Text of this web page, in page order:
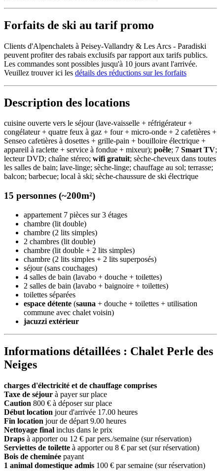
Forfaits de ski au tarif promo
Clients d'Alpenchalets à Peisey-Vallandry & Les Arcs - Paradiski
peuvent profiter des rabais exclusifs par rapport aux tarifs publics.
Les commandes sont possibles jusqu'à 10 jours avant l'arrivée.
Veuillez trouver ici les détails des réductions sur les forfaits
Description des locations
cuisine ouverte vers le séjour (lave-vaisselle + réfrigérateur +
congélateur + quatre feux à gaz + four + micro-onde + 2 cafetières +
Senseo cafetières à dosettes + grille-pain + bouilloire électrique +
appareil à raclette + service à fondue + mixeur); poêle; 7 Smart TV;
lecteur DVD; chaîne stéreo; wifi gratuit; sèche-cheveux dans toutes
les salles de bain; lave-linge; sèche-linge; chauffage au sol; terrasse;
balcon; barbecue; local à ski; sèche-chaussure de ski électrique
15 personnes (~200m²)
appartement 7 pièces sur 3 étages
chambre (lit double)
chambre (2 lits simples)
2 chambres (lit double)
chambre (lit double + 2 lits simples)
chambre (2 lits simples + 2 lits superposés)
séjour (sans couchages)
4 salles de bain (lavabo + douche + toilettes)
2 salles de bain (lavabo + baignoire + toilettes)
toilettes séparées
espace détente (sauna + douche + toilettes + utilisation
commune avec chalet voisin)
jacuzzi extérieur
Informations détaillées : Chalet Perle des
Neiges
charges d'électricité et de chauffage comprises
Taxe de séjour à payer sur place
Caution 800 € à déposer sur place
Début location jour d'arrivée 17.00 heures
Fin location jour de départ 9.00 heures
Nettoyage final inclus dans le prix
Draps à apporter ou 12 € par pers./semaine (sur réservation)
Serviettes de toilette à apporter ou 8 € par set (sur réservation)
Bois de cheminée payant
1 animal domestique admis 100 € par semaine (sur réservation)